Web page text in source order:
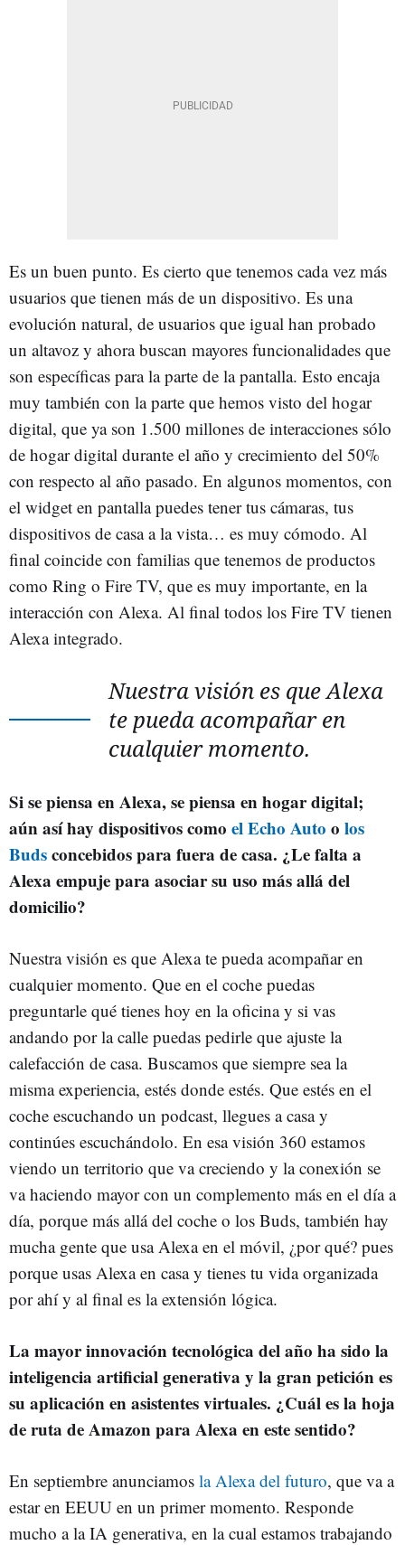
Es un buen punto. Es cierto que tenemos cada vez más
usuarios que tienen más de un dispositivo. Es una
evolución natural, de usuarios que igual han probado
un altavoz y ahora buscan mayores funcionalidades que
son específicas para la parte de la pantalla. Esto encaja
muy también con la parte que hemos visto del hogar
digital, que ya son 1.500 millones de interacciones sólo
de hogar digital durante el año y crecimiento del 50%
con respecto al año pasado. En algunos momentos, con
el widget en pantalla puedes tener tus cámaras, tus
dispositivos de casa a la vista… es muy cómodo. Al
final coincide con familias que tenemos de productos
como Ring o Fire TV, que es muy importante, en la
interacción con Alexa. Al final todos los Fire TV tienen
Alexa integrado.
Nuestra visión es que Alexa
te pueda acompañar en
cualquier momento.
Si se piensa en Alexa, se piensa en hogar digital;
aún así hay dispositivos como el Echo Auto o los
Budsconcebidos para fuera de casa. ¿Le falta a
Alexa empuje para asociar su uso más allá del
domicilio?
Nuestra visión es que Alexa te pueda acompañar en
cualquier momento. Que en el coche puedas
preguntarle qué tienes hoy en la oficina y si vas
andando por la calle puedas pedirle que ajuste la
calefacción de casa. Buscamos que siempre sea la
misma experiencia, estés donde estés. Que estés en el
coche escuchando un podcast, llegues a casa y
continúes escuchándolo. En esa visión 360 estamos
viendo un territorio que va creciendo y la conexión se
va haciendo mayor con un complemento más en el día a
día, porque más allá del coche o los Buds, también hay
mucha gente que usa Alexa en el móvil, ¿por qué? pues
porque usas Alexa en casa y tienes tu vida organizada
por ahí y al final es la extensión lógica.
La mayor innovación tecnológica del año ha sido la
inteligencia artificial generativa y la gran petición es
su aplicación en asistentes virtuales. ¿Cuál es la hoja
de ruta de Amazon para Alexa en este sentido?
En septiembre anunciamos la Alexa del futuro, que va a
estar en EEUU en un primer momento. Responde
mucho a la IA generativa, en la cual estamos trabajando